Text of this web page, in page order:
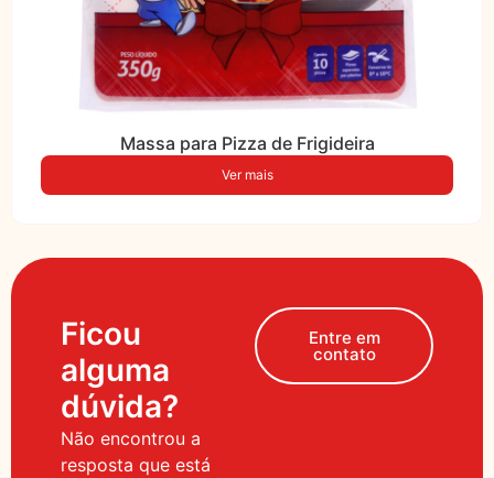
Massa para Pizza de Frigideira
Ver mais
Ficou
alguma
dúvida?
Não encontrou a
resposta que está
Entre em
contato